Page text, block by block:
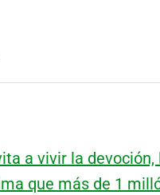
a vivir la
que más de 1